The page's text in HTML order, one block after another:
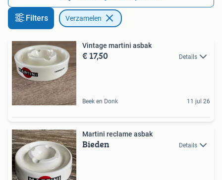
Filters Verzamelen
Vintage martini asbak
€ 17,50 Details
Beek en Donk 11 jul 26
Martini reclame asbak
Bieden Details